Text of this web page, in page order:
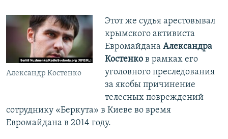
Александр Костенко
Этот же судья арестовывал
крымского активиста
Евромайдана Александра
Костенков рамках его
уголовного преследования
за якобы причинение
телесных повреждений
сотруднику «Беркута» в Киеве во время
Евромайдана в 2014 году.